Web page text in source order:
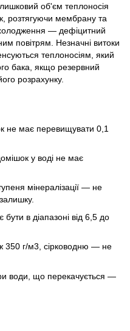
об'єм теплоносія
розтягуючи мембрану та
— дефіцитний
повітрям. Незначні витоки
теплоносіям, який
бака, якщо резервний
розрахунку.
не має перевищувати 0,1
у воді не має
мінералізації — не
в діапазоні від 6,5 до
350 г/м3, сірководню — не
води, що перекачується —